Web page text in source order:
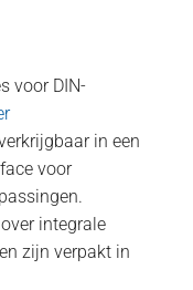
voor DIN-
in een
voor
integrale
zijn verpakt in